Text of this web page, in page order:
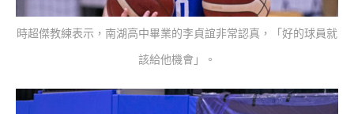
時超傑教練表示，南湖高中畢業的李貞誼非常認真，「好的球員就
該給他機會」。